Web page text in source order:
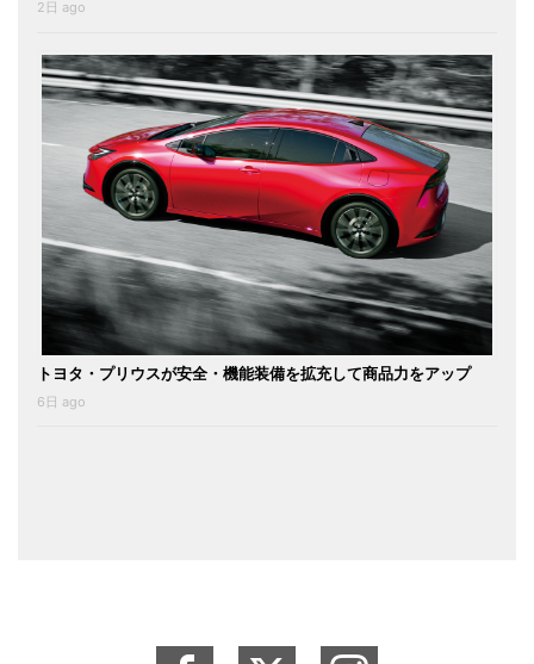
2日 ago
トヨタ・プリウスが安全・機能装備を拡充して商品力をアップ
6日 ago